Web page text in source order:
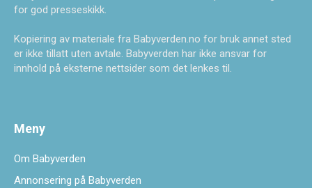
for god presseskikk.
Kopiering av materiale fra Babyverden.no for bruk annet sted
er ikke tillatt uten avtale. Babyverden har ikke ansvar for
innhold på eksterne nettsider som det lenkes til.
Meny
Om Babyverden
Annonsering på Babyverden